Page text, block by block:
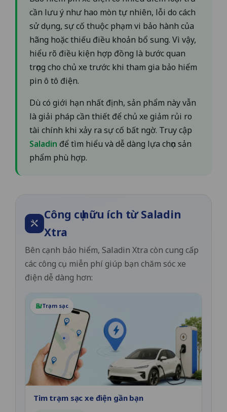
cần lưu ý như hao mòn tự nhiên, lỗi do cách
sử dụng, sự cố thuộc phạm vi bảo hành của
hãng hoặc thiếu điều khoản bổ sung. Vì vậy,
hiểu rõ điều kiện hợp đồng là bước quan
trọng cho chủ xe trước khi tham gia bảo hiểm
pin ô tô điện.
Dù có giới hạn nhất định, sản phẩm này vẫn
là giải pháp cần thiết để chủ xe giảm rủi ro
tài chính khi xảy ra sự cố bất ngờ. Truy cập
Saladin để tìm hiểu và dễ dàng lựa chọn sản
phẩm phù hợp.
Công cụ hữu ích từ Saladin
Xtra
Bên cạnh bảo hiểm, Saladin Xtra còn cung cấp
các công cụ miễn phí giúp bạn chăm sóc xe
điện dễ dàng hơn:
Trạm sạc
Tìm trạm sạc xe điện gần bạn